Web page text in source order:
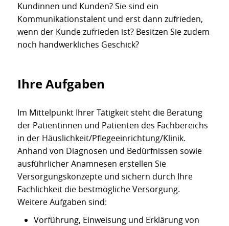
Kundinnen und Kunden? Sie sind ein
Kommunikationstalent und erst dann zufrieden,
wenn der Kunde zufrieden ist? Besitzen Sie zudem
noch handwerkliches Geschick?
Ihre Aufgaben
Im Mittelpunkt Ihrer Tätigkeit steht die Beratung
der Patientinnen und Patienten des Fachbereichs
in der Häuslichkeit/Pflegeeinrichtung/Klinik.
Anhand von Diagnosen und Bedürfnissen sowie
ausführlicher Anamnesen erstellen Sie
Versorgungskonzepte und sichern durch Ihre
Fachlichkeit die bestmögliche Versorgung.
Weitere Aufgaben sind:
Vorführung, Einweisung und Erklärung von